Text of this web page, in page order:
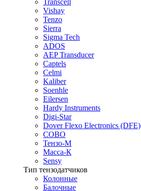
Transcell
Vishay
Tenzo
Sierra
Sigma Tech
ADOS
AEP Transducer
Captels
Celmi
Kaliber
Soenhle
Eilersen
Hardy Instruments
Digi-Star
Dover Flexo Electronics (DFE)
COBO
Тензо-М
Масса-К
Sensy
Тип тензодатчиков
Колонные
Балочные